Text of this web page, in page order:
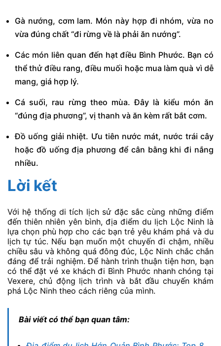
Gà nướng, cơm lam. Món này hợp đi nhóm, vừa no
vừa đúng chất “đi rừng về là phải ăn nướng”.
Các món liên quan đến hạt điều Bình Phước. Bạn có
thể thử điều rang, điều muối hoặc mua làm quà vì dễ
mang, giá hợp lý.
Cá suối, rau rừng theo mùa. Đây là kiểu món ăn
“đúng địa phương”, vị thanh và ăn kèm rất bắt cơm.
Đồ uống giải nhiệt. Ưu tiên nước mát, nước trái cây
hoặc đồ uống địa phương để cân bằng khi đi nắng
nhiều.
Lời kết
Với hệ thống di tích lịch sử đặc sắc cùng những điểm
đến thiên nhiên yên bình, địa điểm du lịch Lộc Ninh là
lựa chọn phù hợp cho các bạn trẻ yêu khám phá và du
lịch tự túc. Nếu bạn muốn một chuyến đi chậm, nhiều
chiều sâu và không quá đông đúc, Lộc Ninh chắc chắn
đáng để trải nghiệm. Để hành trình thuận tiện hơn, bạn
có thể đặt vé xe khách đi Bình Phước nhanh chóng tại
Vexere, chủ động lịch trình và bắt đầu chuyến khám
phá Lộc Ninh theo cách riêng của mình.
Bài viết có thể bạn quan tâm: